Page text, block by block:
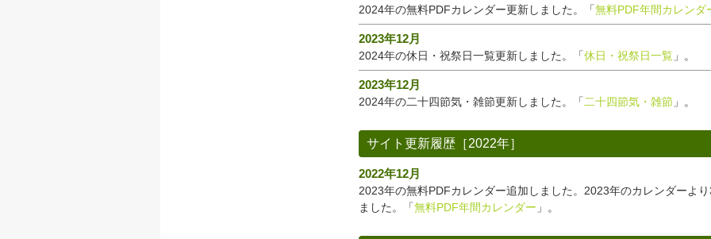
2024年の無料PDFカレンダー更新しました。「無料PDF年間カレンダ
2023年12月
2024年の休日・祝祭日一覧更新しました。「休日・祝祭日一覧 」。
2023年12月
2024年の二十四節気・雑節更新しました。「 二十四節気・雑節 」。
サイト更新履歴［2022年］
2022年12月
2023年の無料PDFカレンダー追加しました。2023年のカレンダーよ
ました。「無料PDF年間カレンダー 」。